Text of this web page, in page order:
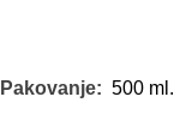
Pakovanje: 500 ml.